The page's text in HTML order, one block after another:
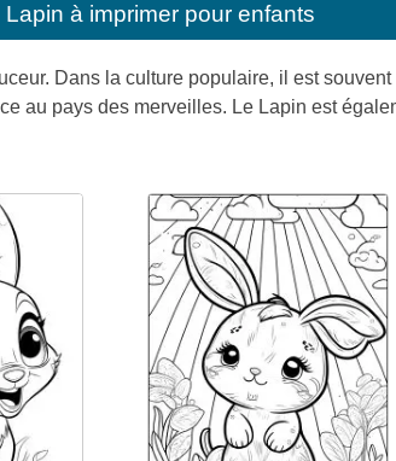
à imprimer pour enfants
Dans la culture populaire, il est
au pays des merveilles. Le Lapin est